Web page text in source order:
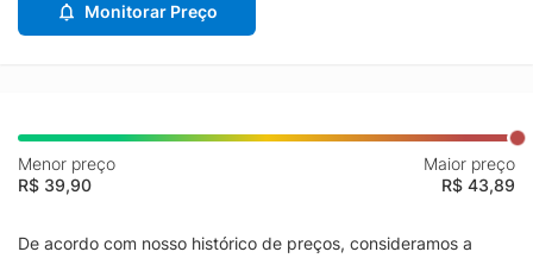
Monitorar Preço
Menor preço
R$ 39,90
Maior preço
R$ 43,89
De acordo com nosso histórico de preços, consideramos a